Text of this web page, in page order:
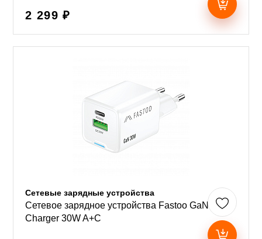
2 299 ₽
Сетевые зарядные устройства
Сетевое зарядное устройства Fastoo GaN
Charger 30W A+C